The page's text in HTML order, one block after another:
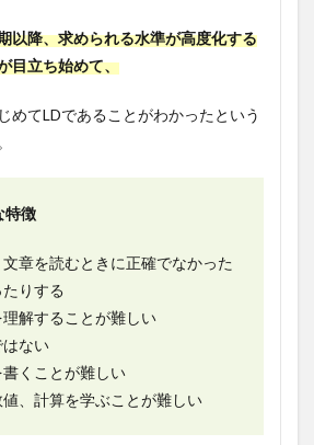
以降、求められる水準が高度化する
目立ち始めて、
めてLDであることがわかったという
特徴
章を読むときに正確でなかった
りする
解することが難しい
ない
くことが難しい
、計算を学ぶことが難しい